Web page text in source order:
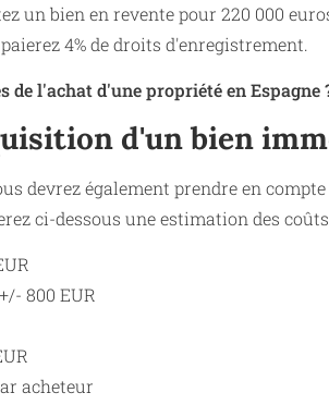
un bien en revente pour 220 000
4% de droits d'enregistrement.
de l'achat d'une propriété en Espagne
d'un bien
devrez également prendre en
ci-dessous une estimation des
800 EUR
acheteur